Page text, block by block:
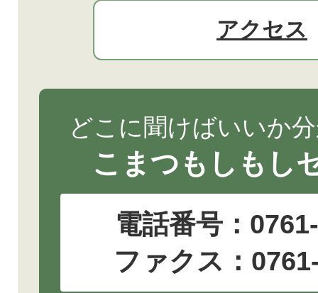
アクセス
どこに聞けばいいか
こまつもしもし
電話番号：
ファクス：